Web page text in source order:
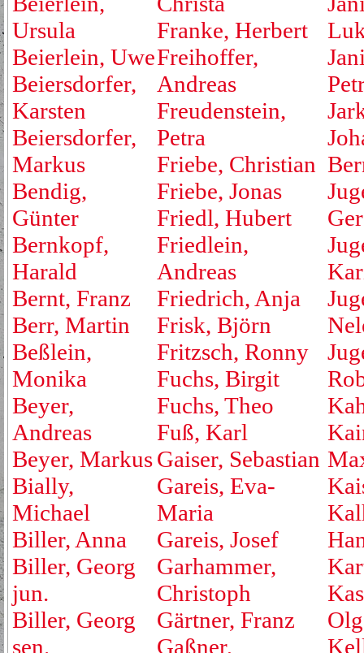
Ursula
Beierlein, Uwe
Beiersdorfer,
Karsten
Beiersdorfer,
Markus
Bendig,
Günter
Bernkopf,
Harald
Bernt, Franz
Berr, Martin
Beßlein,
Monika
Beyer,
Andreas
Beyer, Markus
Bially,
Michael
Biller, Anna
Biller, Georg
jun.
Biller, Georg
sen.
Franke, Herbert
Freihoffer,
Andreas
Freudenstein,
Petra
Friebe, Christian
Friebe, Jonas
Friedl, Hubert
Friedlein,
Andreas
Friedrich, Anja
Frisk, Björn
Fritzsch, Ronny
Fuchs, Birgit
Fuchs, Theo
Fuß, Karl
Gaiser, Sebastian
Gareis, Eva-
Maria
Gareis, Josef
Garhammer,
Christoph
Gärtner, Franz
Gaßner,